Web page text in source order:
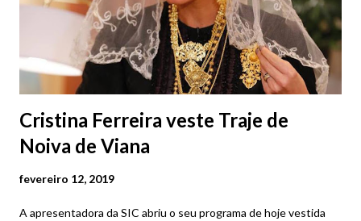
Cristina Ferreira veste Traje de
Noiva de Viana
fevereiro 12, 2019
A apresentadora da SIC abriu o seu programa de hoje vestida